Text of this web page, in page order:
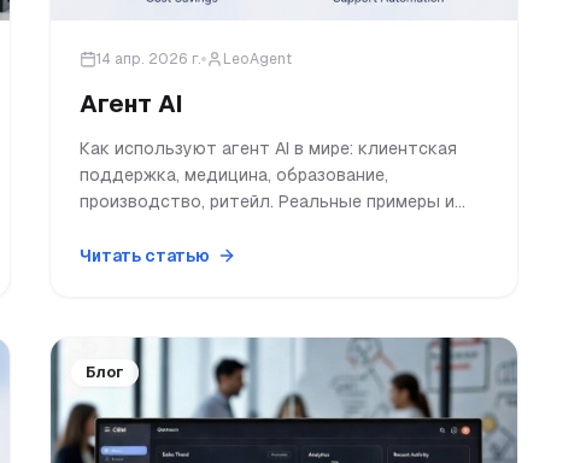
14 апр. 2026 г. LeoAgent
Агент AI
Как используют агент AI в мире: клиентская
поддержка, медицина, образование,
производство, ритейл. Реальные примеры и
Читать статью
Блог